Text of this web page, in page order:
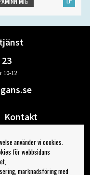
10-12
Kontakt
Din sida
Logga ut
använder vi cookies.
för webbsidans
marknadsföring med